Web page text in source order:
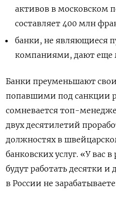
активов в московском
составляет 400 млн
банки, не являющиеся
компаниями, дают
Банки преуменьшают
попавшими под санкции
сомневается топ-
двух десятилетий
должностях в
банковских услуг. «У вас
будут работать десятки
в России не